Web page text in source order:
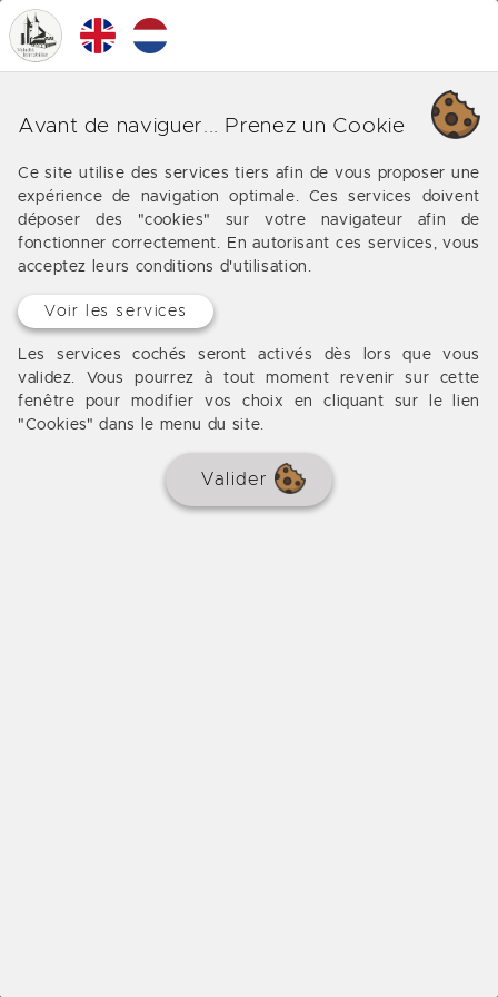
Nos différentes affaires sur
Les offres de notre agence immobilière vers
Hautefage la Tour
Aucun bien à afficher
Avant de naviguer... Prenez un Cookie
Ce site utilise des services tiers afin de vous proposer une
expérience de navigation optimale. Ces services doivent
déposer des "cookies" sur votre navigateur afin de
fonctionner correctement. En autorisant ces services, vous
acceptez leurs conditions d'utilisation.
Voir les services
Les services cochés seront activés dès lors que vous
validez. Vous pourrez à tout moment revenir sur cette
fenêtre pour modifier vos choix en cliquant sur le lien
"Cookies" dans le menu du site.
Valider